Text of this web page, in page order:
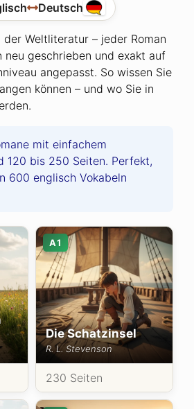
Deutsch
Weltliteratur – jeder Roman
geschrieben und exakt auf
angepasst. So wissen Sie
können – und wo Sie in
mit einfachem
120 bis 250 Seiten. Perfekt,
600 englisch Vokabeln
A1
Die Schatzinsel
R. L. Stevenson
230 Seiten